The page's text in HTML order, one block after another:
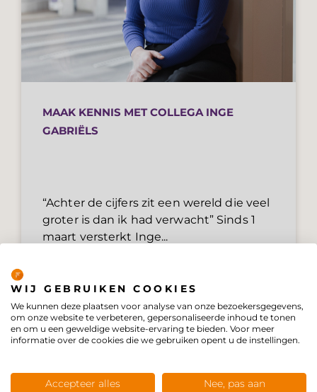
MAAK KENNIS MET COLLEGA INGE
GABRIËLS
“Achter de cijfers zit een wereld die veel
groter is dan ik had verwacht” Sinds 1
maart versterkt Inge...
WIJ GEBRUIKEN COOKIES
We kunnen deze plaatsen voor analyse van onze bezoekersgegevens,
om onze website te verbeteren, gepersonaliseerde inhoud te tonen
en om u een geweldige website-ervaring te bieden. Voor meer
informatie over de cookies die we gebruiken opent u de instellingen.
Accepteer alles Nee, pas aan